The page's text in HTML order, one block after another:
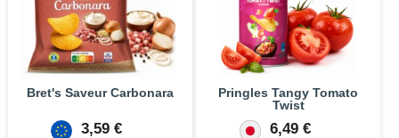
Bret's Saveur Carbonara
3,59 €
Pringles Tangy Tomato
Twist
6,49 €